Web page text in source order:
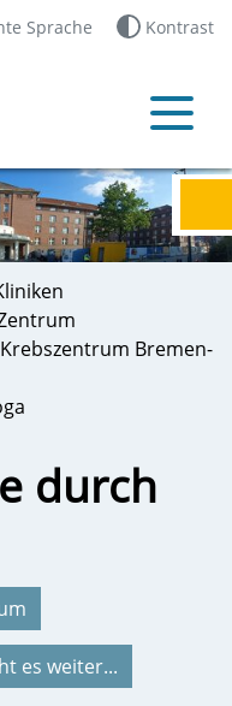
Sprache Kontrast
Bremen-
durch
es weiter...